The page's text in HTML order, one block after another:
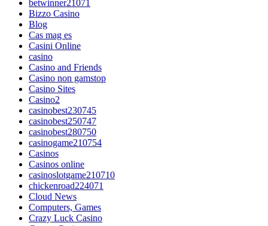
betwinner21071
Bizzo Casino
Blog
Cas mag es
Casini Online
casino
Casino and Friends
Casino non gamstop
Casino Sites
Casino2
casinobest230745
casinobest250747
casinobest280750
casinogame210754
Casinos
Casinos online
casinoslotgame210710
chickenroad224071
Cloud News
Computers, Games
Crazy Luck Casino